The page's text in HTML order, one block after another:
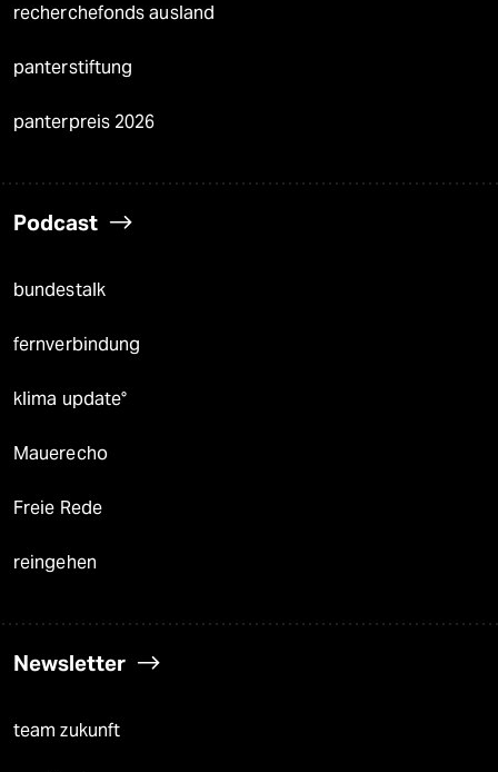
recherchefonds ausland
panterstiftung
panterpreis 2026
Podcast
bundestalk
fernverbindung
klima update°
Mauerecho
Freie Rede
reingehen
Newsletter
team zukunft